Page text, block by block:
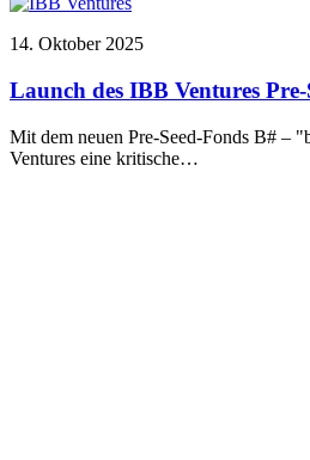
14. Oktober 2025
Launch des IBB Ventures
Mit dem neuen Pre-Seed-Fonds B# –
Ventures eine kritische…